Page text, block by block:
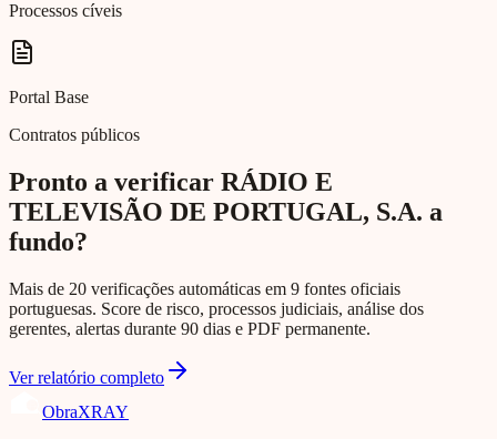
Processos cíveis
Portal Base
Contratos públicos
Pronto a verificar RÁDIO E
TELEVISÃO DE PORTUGAL, S.A. a
fundo?
Mais de 20 verificações automáticas em 9 fontes oficiais
portuguesas. Score de risco, processos judiciais, análise dos
gerentes, alertas durante 90 dias e PDF permanente.
Ver relatório completo
ObraXRAY